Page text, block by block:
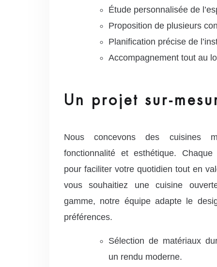
Étude personnalisée de
Proposition de plusieurs
Planification précise de
Accompagnement tout au
Un projet sur-
Nous concevons des cuisines
fonctionnalité et esthétique.
pour faciliter votre quotidien tout en
vous souhaitiez une cuisine
gamme, notre équipe adapte le
préférences.
Sélection de matériaux
un rendu moderne.